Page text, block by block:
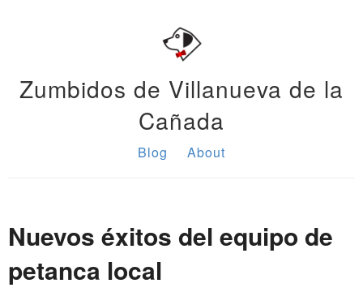
Zumbidos de Villanueva de la
Cañada
Blog About
Nuevos éxitos del equipo de
petanca local